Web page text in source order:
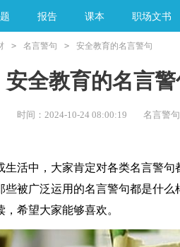
报告 课本 职场文书
亲子教育 手工素材
> 名言警句 > 安全教育的名言警句
安全教育的名言警
时间：2024-10-24 08:00:19 名言警句
中，大家肯定对各类名言警句
被广泛运用的名言警句都是什
希望大家能够喜欢。